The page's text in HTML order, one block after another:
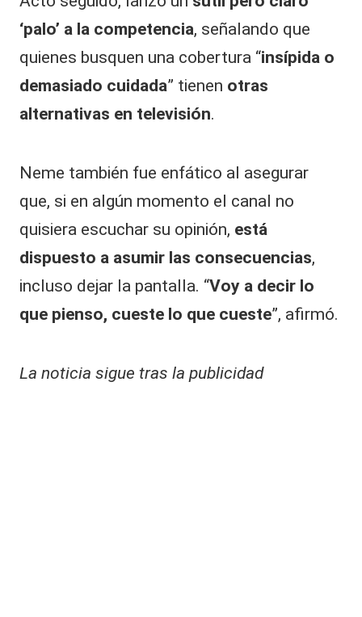
‘palo’ a la competencia, señalando que
quienes busquen una cobertura “insípida o
demasiado cuidada” tienen otras
alternativas en televisión.
Neme también fue enfático al asegurar
que, si en algún momento el canal no
quisiera escuchar su opinión, está
dispuesto a asumir las consecuencias,
incluso dejar la pantalla. “Voy a decir lo
que pienso, cueste lo que cueste”, afirmó.
La noticia sigue tras la publicidad